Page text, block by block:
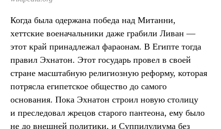
Когда была одержана победа над Митанни,
хеттские военачальники даже грабили Ливан —
этот край принадлежал фараонам. В Египте тогда
правил Эхнатон. Этот государь провел в своей
стране масштабную религиозную реформу, которая
потрясла египетское общество до самого
основания. Пока Эхнатон строил новую столицу
и преследовал жрецов старого пантеона, ему было
не до внешней политики, и Суппилулиума без